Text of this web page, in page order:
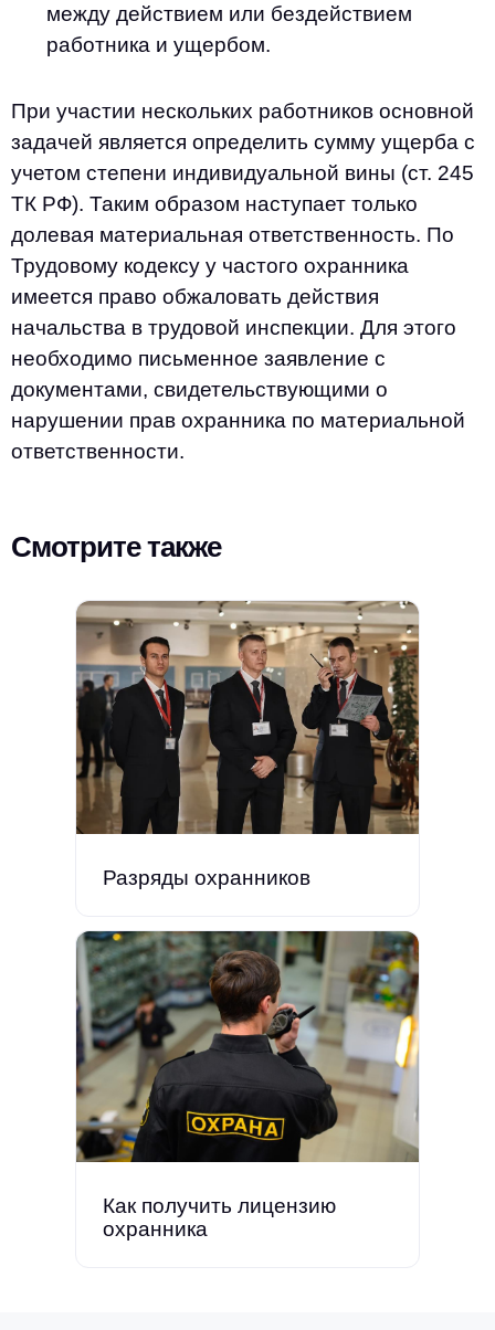
между действием или бездействием
работника и ущербом.
При участии нескольких работников основной
задачей является определить сумму ущерба с
учетом степени индивидуальной вины (ст. 245
ТК РФ). Таким образом наступает только
долевая материальная ответственность. По
Трудовому кодексу у частого охранника
имеется право обжаловать действия
начальства в трудовой инспекции. Для этого
необходимо письменное заявление с
документами, свидетельствующими о
нарушении прав охранника по материальной
ответственности.
Смотрите также
Разряды охранников
Как получить лицензию
охранника